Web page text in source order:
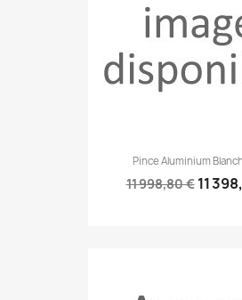
Pince Aluminium
11 998,80 € 11